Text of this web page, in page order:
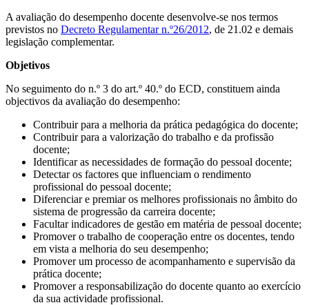
A avaliação do desempenho docente desenvolve-se nos termos
previstos no Decreto Regulamentar n.º26/2012, de 21.02 e demais
legislação complementar.
Objetivos
No seguimento do n.º 3 do art.º 40.º do ECD, constituem ainda
objectivos da avaliação do desempenho:
Contribuir para a melhoria da prática pedagógica do docente;
Contribuir para a valorização do trabalho e da profissão
docente;
Identificar as necessidades de formação do pessoal docente;
Detectar os factores que influenciam o rendimento
profissional do pessoal docente;
Diferenciar e premiar os melhores profissionais no âmbito do
sistema de progressão da carreira docente;
Facultar indicadores de gestão em matéria de pessoal docente;
Promover o trabalho de cooperação entre os docentes, tendo
em vista a melhoria do seu desempenho;
Promover um processo de acompanhamento e supervisão da
prática docente;
Promover a responsabilização do docente quanto ao exercício
da sua actividade profissional.